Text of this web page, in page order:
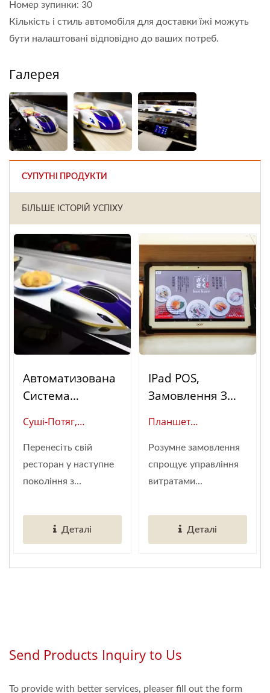
Номер зупинки: 30
Кількість і стиль автомобіля для доставки їжі можуть
бути налаштовані відповідно до ваших потреб.
Галерея
СУПУТНІ ПРОДУКТИ
БІЛЬШЕ ІСТОРІЙ УСПІХУ
Автоматизована
Система
Шинкансен
(суші-Потяг)
Суші-Потяг,
(Глобальний
Постачальник
Ресторанів)
Перенесіть свій
ресторан у наступне
покоління з
Деталі
IPad POS,
Замовлення З
Замовлень З
Столу)
Планшет
Постачальник
Автоматизації
Розумних
Розумне замовлення
спрощує управління
витратами...
Деталі